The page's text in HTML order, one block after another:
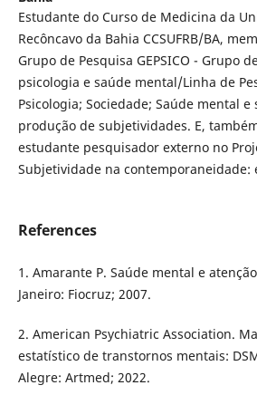
Estudante do Curso de Medicina da
Recôncavo da Bahia CCSUFRB/BA,
Grupo de Pesquisa GEPSICO - Grupo
psicologia e saúde mental/Linha de
Psicologia; Sociedade; Saúde mental
produção de subjetividades. E,
estudante pesquisador externo no
Subjetividade na contemporaneidade:
References
1. Amarante P. Saúde mental e
Janeiro: Fiocruz; 2007.
2. American Psychiatric Association.
estatístico de transtornos mentais:
Alegre: Artmed; 2022.